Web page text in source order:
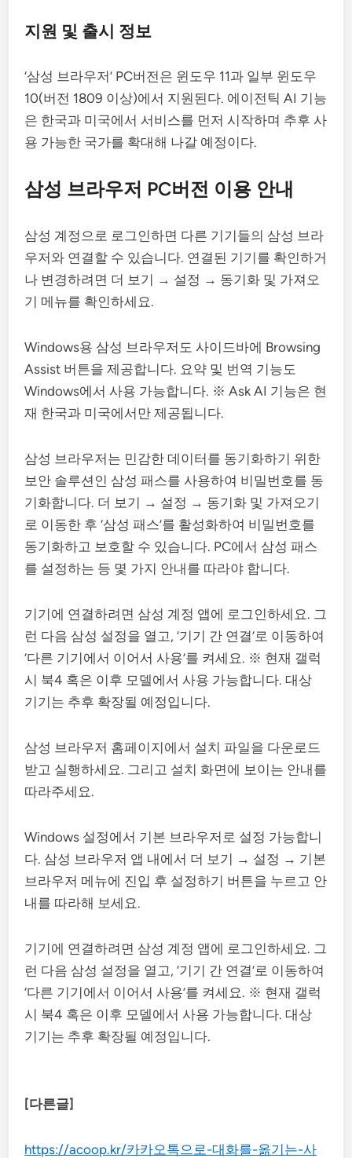
지원 및 출시 정보
‘삼성 브라우저’ PC버전은 윈도우 11과 일부 윈도우
10(버전 1809 이상)에서 지원된다. 에이전틱 AI 기능
은 한국과 미국에서 서비스를 먼저 시작하며 추후 사
용 가능한 국가를 확대해 나갈 예정이다.
삼성 브라우저 PC버전 이용 안내
삼성 계정으로 로그인하면 다른 기기들의 삼성 브라
우저와 연결할 수 있습니다. 연결된 기기를 확인하거
나 변경하려면 더 보기 → 설정 → 동기화 및 가져오
기 메뉴를 확인하세요.
Windows용 삼성 브라우저도 사이드바에 Browsing
Assist 버튼을 제공합니다. 요약 및 번역 기능도
Windows에서 사용 가능합니다. ※ Ask AI 기능은 현
재 한국과 미국에서만 제공됩니다.
삼성 브라우저는 민감한 데이터를 동기화하기 위한
보안 솔루션인 삼성 패스를 사용하여 비밀번호를 동
기화합니다. 더 보기 → 설정 → 동기화 및 가져오기
로 이동한 후 ‘삼성 패스’를 활성화하여 비밀번호를
동기화하고 보호할 수 있습니다. PC에서 삼성 패스
를 설정하는 등 몇 가지 안내를 따라야 합니다.
기기에 연결하려면 삼성 계정 앱에 로그인하세요. 그
런 다음 삼성 설정을 열고, ‘기기 간 연결’로 이동하여
‘다른 기기에서 이어서 사용’를 켜세요. ※ 현재 갤럭
시 북4 혹은 이후 모델에서 사용 가능합니다. 대상
기기는 추후 확장될 예정입니다.
삼성 브라우저 홈페이지에서 설치 파일을 다운로드
받고 실행하세요. 그리고 설치 화면에 보이는 안내를
따라주세요.
Windows 설정에서 기본 브라우저로 설정 가능합니
다. 삼성 브라우저 앱 내에서 더 보기 → 설정 → 기본
브라우저 메뉴에 진입 후 설정하기 버튼을 누르고 안
내를 따라해 보세요.
기기에 연결하려면 삼성 계정 앱에 로그인하세요. 그
런 다음 삼성 설정을 열고, ‘기기 간 연결’로 이동하여
‘다른 기기에서 이어서 사용’를 켜세요. ※ 현재 갤럭
시 북4 혹은 이후 모델에서 사용 가능합니다. 대상
기기는 추후 확장될 예정입니다.
[다른글]
https://acoop.kr/카카오톡으로-대화를-옮기는-사